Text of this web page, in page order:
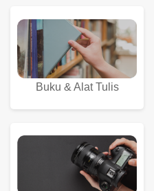
Buku & Alat Tulis